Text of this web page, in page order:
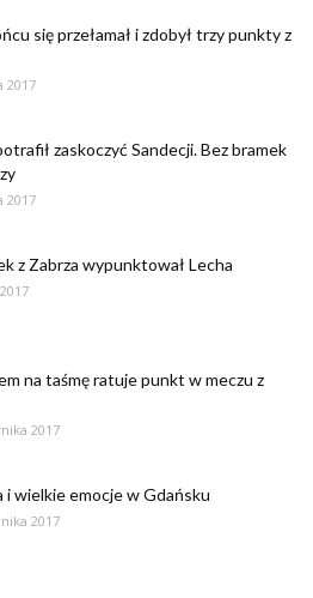
się przełamał i zdobył trzy punkty z
2017
zaskoczyć Sandecji. Bez bramek
2017
z Zabrza wypunktował Lecha
na taśmę ratuje punkt w meczu z
2017
i wielkie emocje w Gdańsku
2017